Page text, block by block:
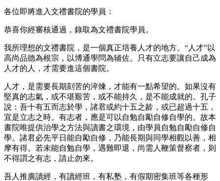
各位即將進入文禮書院的學員：
恭喜你經審核通過，錄取為文禮書院學員。
我所理想的文禮書院，是一個真正培養人才的地方。“人才”以
高尚品德為根宗，以博通學問為辅佐。只有立志要讓自己成為
人才的人，才需要進這個書院。
人才，是需要長期刻苦的淬煉，才能有一點希望的。如果沒有
堅真的志氣，或不堪艱苦，或不能持久，是不能成就的。孔子
說：吾十有五而志於學，諸君或約十五之龄，或已超過十五，
宜是立志之時。有志者，應是可以自勉自勵自修自學的。故本
書院唯提供治學之方法與讀書之環境，由學員自勉自勵自修自
學。諸君必先平日能自勵自修，乃能長期與同學相觀以善，相
摩有得。若未能自勉自學，遇難即退，尚需人鞭策督察者，则
不得謂之有志，請止勿來。
吾人推廣讀經，有讀經班，有私塾，有假期密集班等各種形